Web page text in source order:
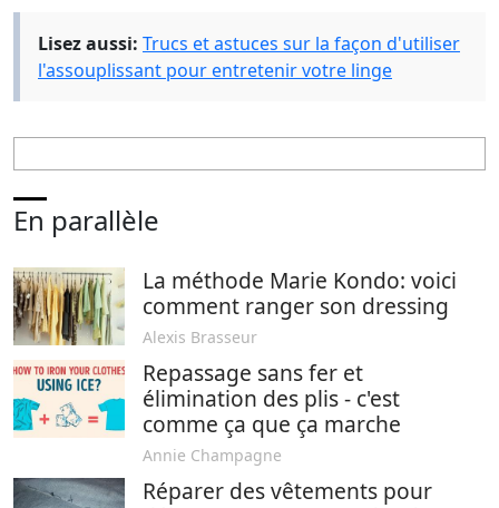
Lisez aussi: Trucs et astuces sur la façon d'utiliser
l'assouplissant pour entretenir votre linge
En parallèle
La méthode Marie Kondo: voici
comment ranger son dressing
Alexis Brasseur
Repassage sans fer et
élimination des plis - c'est
comme ça que ça marche
Annie Champagne
Réparer des vêtements pour